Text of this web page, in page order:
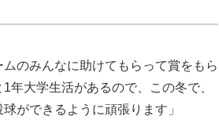
のみんなに助けてもらって賞をもら
年大学生活があるので、この冬で、
ができるように頑張ります」